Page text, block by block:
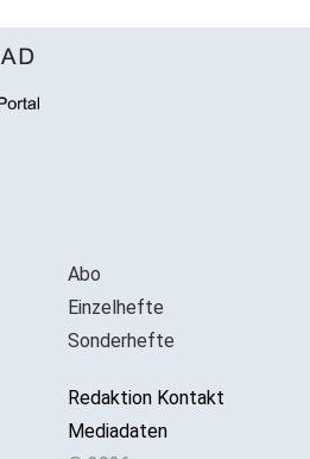
Abo
Einzelhefte
Sonderhefte
Redaktion Kontakt
Mediadaten